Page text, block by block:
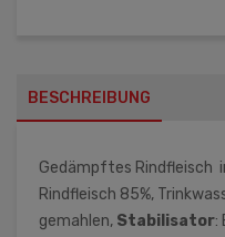
BESCHREIBUNG
Gedämpftes Rindfleisch
Rindfleisch 85%,
gemahlen, Stabilisator: